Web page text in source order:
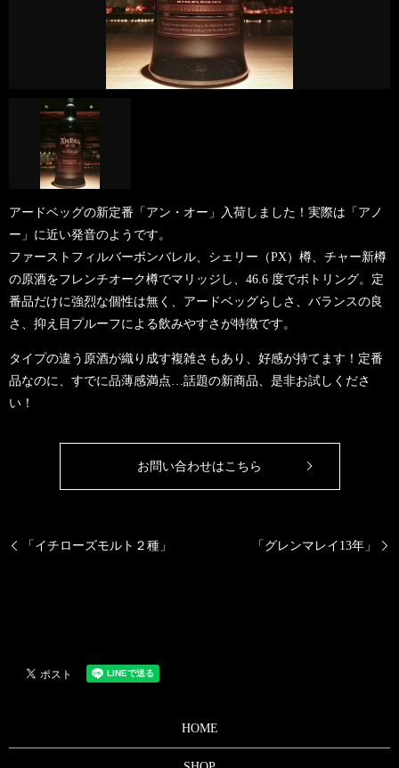
アードベッグの新定番「アン・オー」入荷しました！実際は「アノ
ー」に近い発音のようです。
ファーストフィルバーボンバレル、シェリー（PX）樽、チャー新樽
の原酒をフレンチオーク樽でマリッジし、46.6 度でボトリング。定
番品だけに強烈な個性は無く、アードベッグらしさ、バランスの良
さ、抑え目プルーフによる飲みやすさが特徴です。
タイプの違う原酒が織り成す複雑さもあり、好感が持てます！定番
品なのに、すでに品薄感満点…話題の新商品、是非お試しくださ
い！
お問い合わせはこちら
「イチローズモルト２種」 「グレンマレイ13年」
HOME